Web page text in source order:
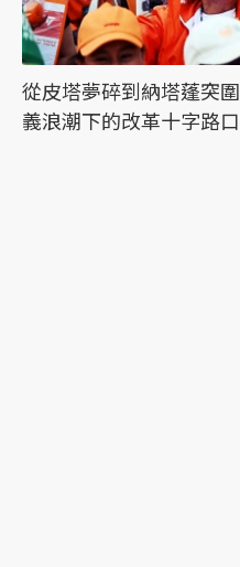
從皮塔夢碎到納塔蓬突
義浪潮下的改革十字路口